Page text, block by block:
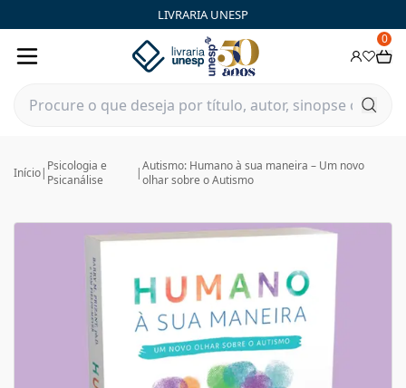
LIVRARIA UNESP
0
Início| Psicologia e
Psicanálise
|Autismo: Humano à sua maneira – Um novo
olhar sobre o Autismo